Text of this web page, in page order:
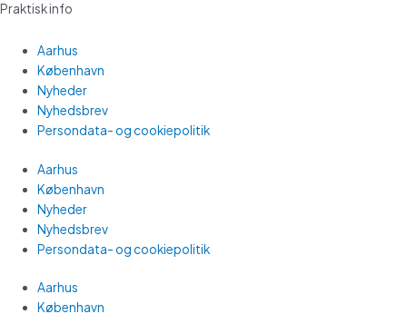
Praktisk info
Aarhus
København
Nyheder
Nyhedsbrev
Persondata- og cookiepolitik
Aarhus
København
Nyheder
Nyhedsbrev
Persondata- og cookiepolitik
Aarhus
København